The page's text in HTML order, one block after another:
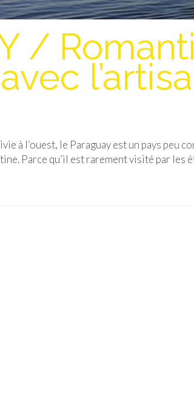
/
à l’ouest, le Paraguay est un pays peu
Parce qu’il est rarement visité par les